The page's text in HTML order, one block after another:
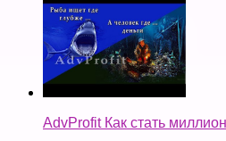
AdvProfit Как стать